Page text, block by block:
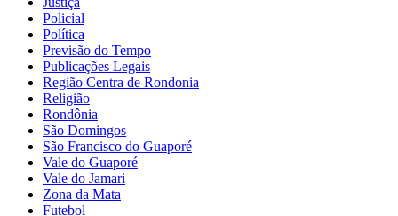
Policial
Política
Previsão do Tempo
Publicações Legais
Região Centra de Rondonia
Religião
Rondônia
São Domingos
São Francisco do Guaporé
Vale do Guaporé
Vale do Jamari
Zona da Mata
Futebol